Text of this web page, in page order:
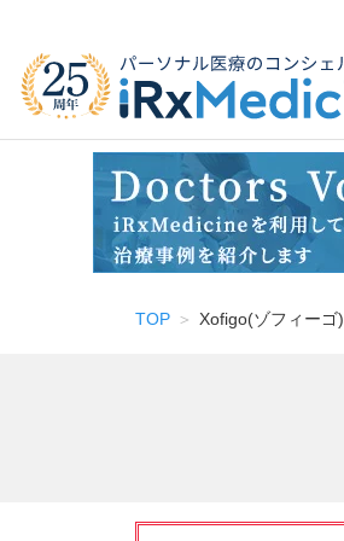
TOP Xofigo(ゾフィーゴ)